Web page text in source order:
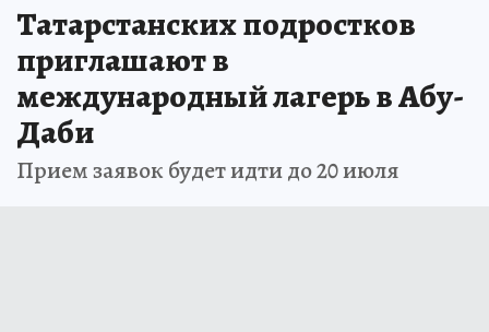
Татарстанских подростков
приглашают в
международный лагерь в Абу-
Даби
Прием заявок будет идти до 20 июля